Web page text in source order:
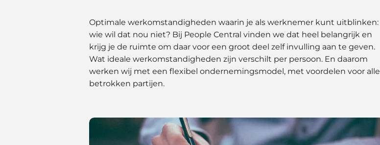
Optimale werkomstandigheden waarin je als werknemer kunt uitblinken:
wie wil dat nou niet? Bij People Central vinden we dat heel belangrijk en
krijg je de ruimte om daar voor een groot deel zelf invulling aan te geven.
Wat ideale werkomstandigheden zijn verschilt per persoon. En daarom
werken wij met een flexibel ondernemingsmodel, met voordelen voor alle
betrokken partijen.